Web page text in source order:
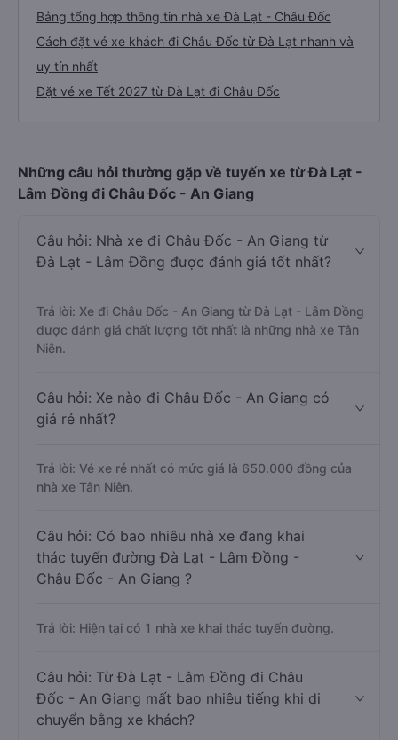
Bảng tổng hợp thông tin nhà xe Đà Lạt - Châu Đốc
Cách đặt vé xe khách đi Châu Đốc từ Đà Lạt nhanh và
uy tín nhất
Đặt vé xe Tết 2027 từ Đà Lạt đi Châu Đốc
Những câu hỏi thường gặp về tuyến xe từ Đà Lạt -
Lâm Đồng đi Châu Đốc - An Giang
Câu hỏi: Nhà xe đi Châu Đốc - An Giang từ
Đà Lạt - Lâm Đồng được đánh giá tốt nhất?
Trả lời: Xe đi Châu Đốc - An Giang từ Đà Lạt - Lâm Đồng
được đánh giá chất lượng tốt nhất là những nhà xe Tân
Niên.
Câu hỏi: Xe nào đi Châu Đốc - An Giang có
giá rẻ nhất?
Trả lời: Vé xe rẻ nhất có mức giá là 650.000 đồng của
nhà xe Tân Niên.
Câu hỏi: Có bao nhiêu nhà xe đang khai
thác tuyến đường Đà Lạt - Lâm Đồng -
Châu Đốc - An Giang ?
Trả lời: Hiện tại có 1 nhà xe khai thác tuyến đường.
Câu hỏi: Từ Đà Lạt - Lâm Đồng đi Châu
Đốc - An Giang mất bao nhiêu tiếng khi di
chuyển bằng xe khách?